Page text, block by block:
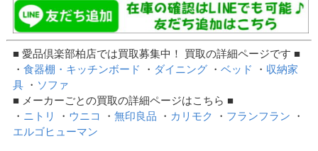
■ 愛品倶楽部柏店では買取募集中！ 買取の詳細ページです ■
・食器棚・キッチンボード ・ ダイニング ・ベッド ・ 収納家
具 ・ ソファ
■ メーカーごとの買取の詳細ページはこちら ■
・ ニトリ ・ ウニコ ・無印良品 ・ カリモク ・ フランフラン ・
エルゴヒューマン